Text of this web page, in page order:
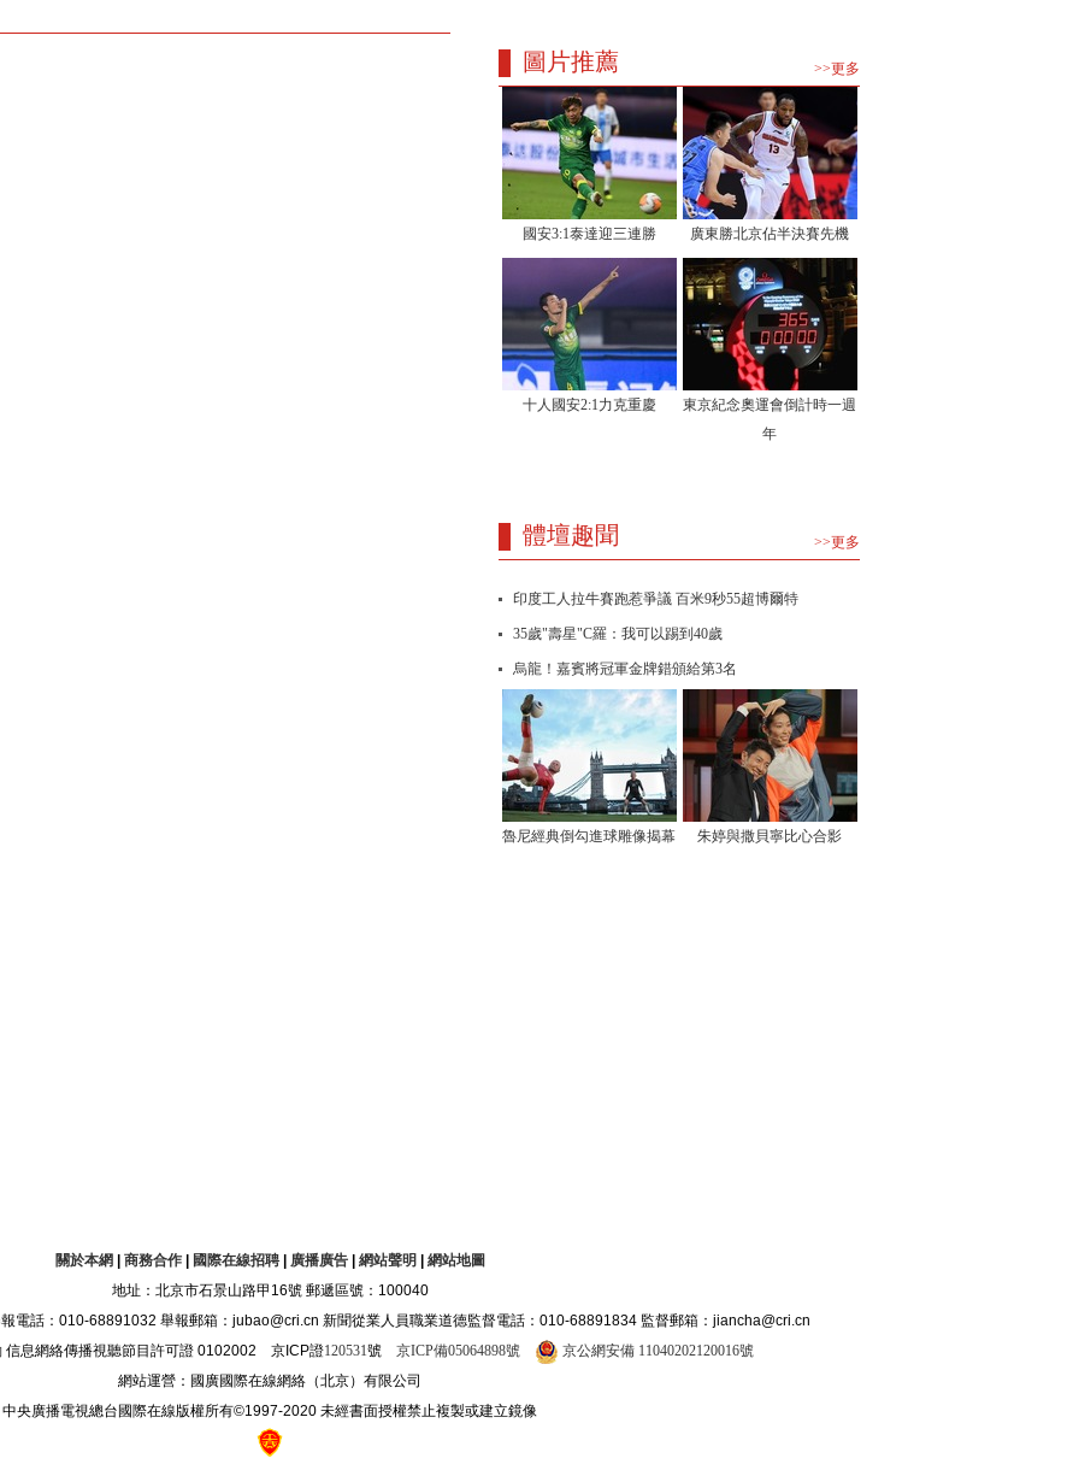
圖片推薦 >>更多
國安3:1泰達迎三連勝 廣東勝北京佔半決賽先機
十人國安2:1力克重慶
東京紀念奧運會倒計時一週
年
體壇趣聞 >>更多
印度工人拉牛賽跑惹爭議 百米9秒55超博爾特
35歲"壽星"C羅：我可以踢到40歲
烏龍！嘉賓將冠軍金牌錯頒給第3名
魯尼經典倒勾進球雕像揭幕 朱婷與撒貝寧比心合影
關於本網 商務合作| 國際在線招聘| 廣播廣告| 網站聲明
網站地圖
地址：北京市石景山路甲16號 郵遞區號：100040
電話：010-68891032 舉報郵箱：jubao@cri.cn 新聞從業人員職業道德監督電話：010-68891834 監督郵箱：jiancha@cri.cn
信息網絡傳播視聽節目許可證 0102002 京ICP證120531號 京ICP備05064898號
京公網安備 11040202120016號
網站運營：國廣國際在線網絡（北京）有限公司
中央廣播電視總台國際在線版權所有©1997-2020 未經書面授權禁止複製或建立鏡像